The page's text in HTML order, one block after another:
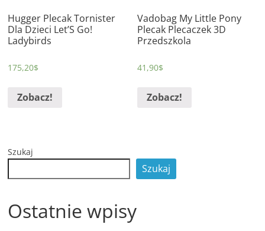
Hugger Plecak Tornister
Dla Dzieci Let’S Go!
Ladybirds
175,20$
Zobacz!
Vadobag My Little Pony
Plecak Plecaczek 3D
Przedszkola
41,90$
Zobacz!
Szukaj
Szukaj
Ostatnie wpisy